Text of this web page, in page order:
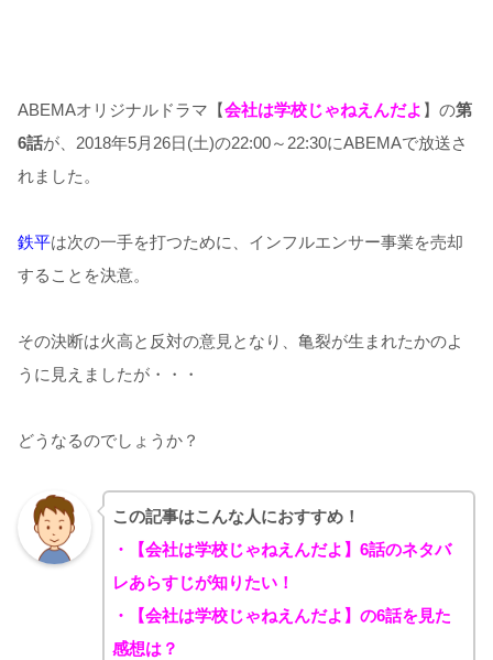
ABEMAオリジナルドラマ【会社は学校じゃねえんだよ 】の第
6話が、2018年5月26日(土)の22:00～22:30にABEMAで放送さ
れました。
鉄平は次の一手を打つために、インフルエンサー事業を売却
することを決意。
その決断は火高と反対の意見となり、亀裂が生まれたかのよ
うに見えましたが・・・
どうなるのでしょうか？
この記事はこんな人におすすめ！
・【会社は学校じゃねえんだよ】6話のネタバ
レあらすじが知りたい！
・【会社は学校じゃねえんだよ】 の6話を見た
感想は？